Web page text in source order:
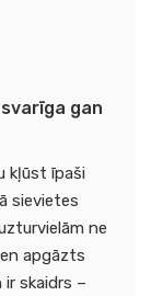
gan
kļūst īpaši
sievietes
ne
apgāzts
skaidrs –